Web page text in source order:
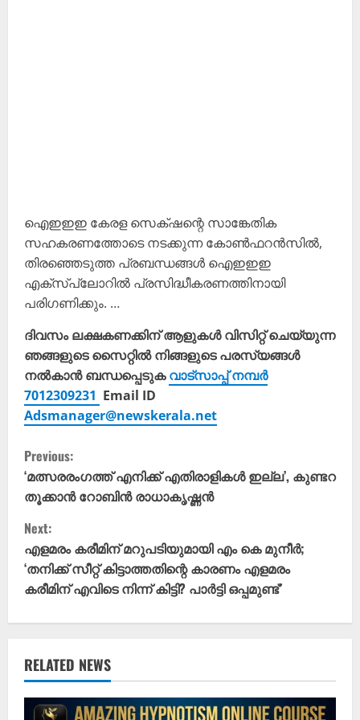
ഐഇഇഇ കേരള സെക്‌ഷന്റെ സാങ്കേതിക
സഹകരണത്തോടെ നടക്കുന്ന കോൺഫറൻസിൽ,
തിരഞ്ഞെടുത്ത പ്രബന്ധങ്ങൾ ഐഇഇഇ
എക്സ്പ്ലോറിൽ പ്രസിദ്ധീകരണത്തിനായി
പരിഗണിക്കും. …
ദിവസം ലക്ഷകണക്കിന് ആളുകൾ വിസിറ്റ് ചെയ്യുന്ന
ഞങ്ങളുടെ സൈറ്റിൽ നിങ്ങളുടെ പരസ്യങ്ങൾ
നൽകാൻ ബന്ധപ്പെടുകവാട്സാപ്പ് നമ്പർ
7012309231 Email ID
Adsmanager@newskerala.net
C
o
n
t
i
n
u
e
Previous:
‘മത്സരരംഗത്ത് എനിക്ക് എതിരാളികൾ ഇല്ല’, കുണ്ടറ
തൂക്കാൻ റോബിൻ രാധാകൃഷ്ണൻ
Next:
എളമരം കരീമിന് മറുപടിയുമായി എം കെ മുനീർ;
‘തനിക്ക് സീറ്റ് കിട്ടാത്തതിന്റെ കാരണം എളമരം
കരീമിന് എവിടെ നിന്ന് കിട്ടി? പാർട്ടി ഒപ്പമുണ്ട്’
RELATED NEWS